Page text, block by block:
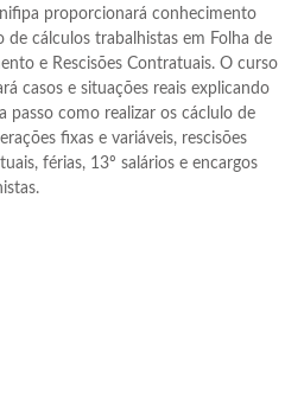
proporcionará conhecimento
de cálculos trabalhistas em Folha de
e Rescisões Contratuais. O curso
casos e situações reais explicando
passo como realizar os cáclulo de
fixas e variáveis, rescisões
férias, 13º salários e encargos